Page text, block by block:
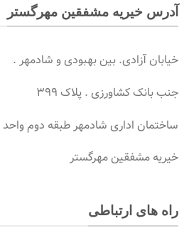
آدرس خیریه مشفقین مهرگستر
خیابان آزادی. بین بهبودی و شادمهر .
جنب بانک کشاورزی . پلاک ۳۹۹
ساختمان اداری شادمهر طبقه دوم واحد ۱۱
خیریه مشفقین مهرگستر
راه های ارتباطی